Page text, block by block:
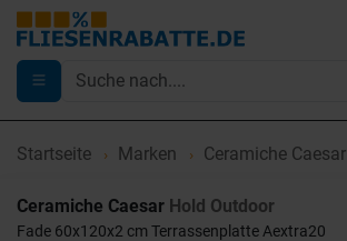
Startseite Marken Ceramiche Caesar
Ceramiche Caesar Hold Outdoor
Fade 60x120x2 cm Terrassenplatte Aextra20